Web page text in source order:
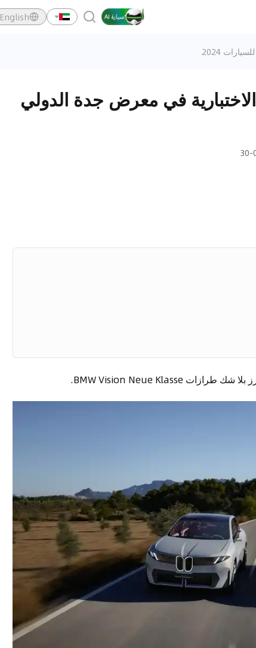
English
الجيل الجديد من سيارات BMW الاختبارية في معرض جدة الدولي